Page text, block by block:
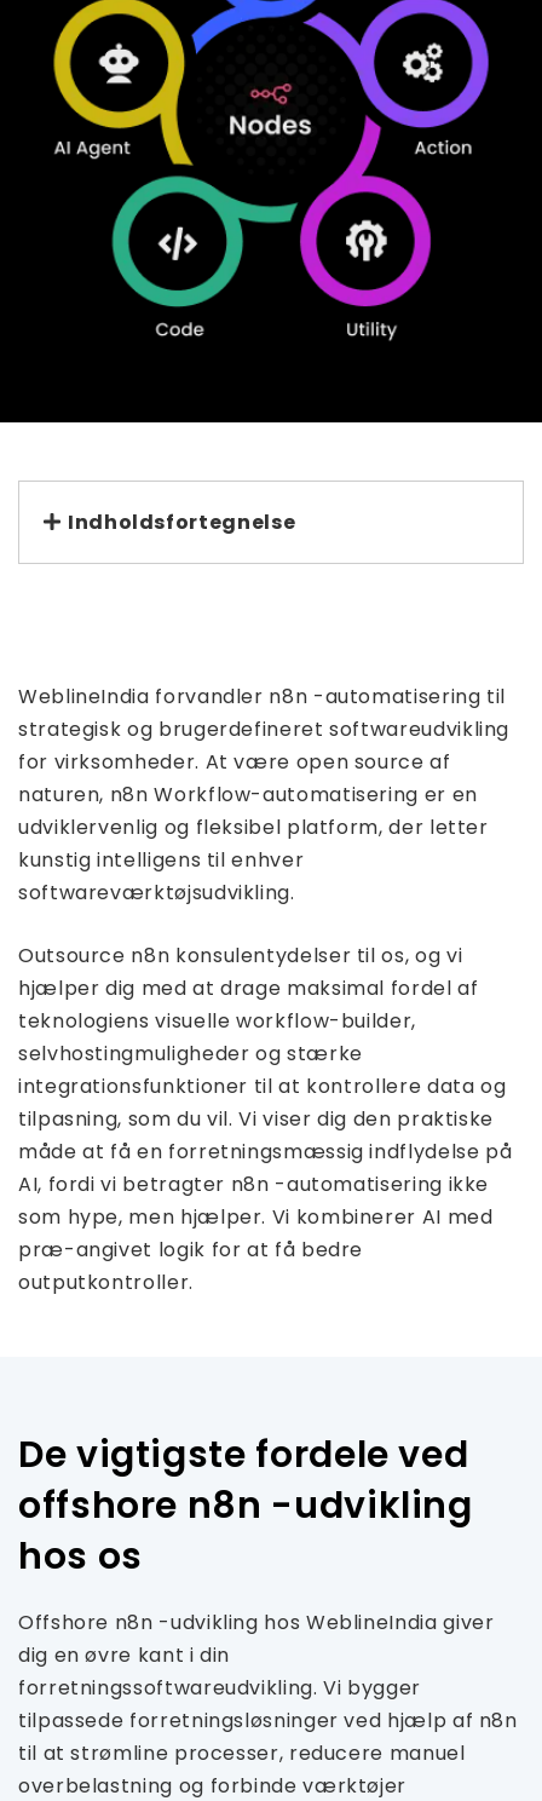
Indholdsfortegnelse
WeblineIndia forvandler n8n -automatisering til
strategisk og brugerdefineret softwareudvikling
for virksomheder. At være open source af
naturen, n8n Workflow-automatisering er en
udviklervenlig og fleksibel platform, der letter
kunstig intelligens til enhver
softwareværktøjsudvikling.
Outsource n8n konsulentydelser til os, og vi
hjælper dig med at drage maksimal fordel af
teknologiens visuelle workflow-builder,
selvhostingmuligheder og stærke
integrationsfunktioner til at kontrollere data og
tilpasning, som du vil. Vi viser dig den praktiske
måde at få en forretningsmæssig indflydelse på
AI, fordi vi betragter n8n -automatisering ikke
som hype, men hjælper. Vi kombinerer AI med
præ-angivet logik for at få bedre
outputkontroller.
De vigtigste fordele ved
offshore n8n -udvikling
hos os
Offshore n8n -udvikling hos WeblineIndia giver
dig en øvre kant i din
forretningssoftwareudvikling. Vi bygger
tilpassede forretningsløsninger ved hjælp af n8n
til at strømline processer, reducere manuel
overbelastning og forbinde værktøjer